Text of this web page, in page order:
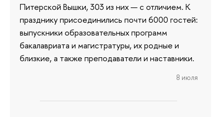
Питерской Вышки, 303 из них — с отличием. К
празднику присоединились почти 6000 гостей:
выпускники образовательных программ
бакалавриата и магистратуры, их родные и
близкие, а также преподаватели и наставники.
8 июля